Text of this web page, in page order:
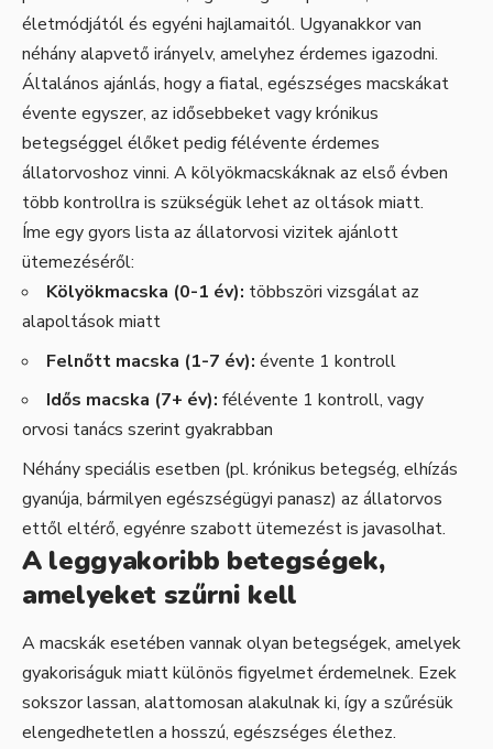
életmódjától és egyéni hajlamaitól. Ugyanakkor van
néhány alapvető irányelv, amelyhez érdemes igazodni.
Általános ajánlás, hogy a fiatal, egészséges macskákat
évente egyszer, az idősebbeket vagy krónikus
betegséggel élőket pedig félévente érdemes
állatorvoshoz vinni. A kölyökmacskáknak az első évben
több kontrollra is szükségük lehet az oltások miatt.
Íme egy gyors lista az állatorvosi vizitek ajánlott
ütemezéséről:
Kölyökmacska (0-1 év): többszöri vizsgálat az
alapoltások miatt
Felnőtt macska (1-7 év): évente 1 kontroll
Idős macska (7+ év): félévente 1 kontroll, vagy
orvosi tanács szerint gyakrabban
Néhány speciális esetben (pl. krónikus betegség, elhízás
gyanúja, bármilyen egészségügyi panasz) az állatorvos
ettől eltérő, egyénre szabott ütemezést is javasolhat.
A leggyakoribb betegségek,
amelyeket szűrni kell
A macskák esetében vannak olyan betegségek, amelyek
gyakoriságuk miatt különös figyelmet érdemelnek. Ezek
sokszor lassan, alattomosan alakulnak ki, így a szűrésük
elengedhetetlen a hosszú, egészséges élethez.